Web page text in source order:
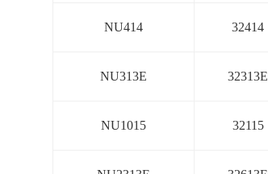
NU414 32414
NU313E 32313E
NU1015 32115